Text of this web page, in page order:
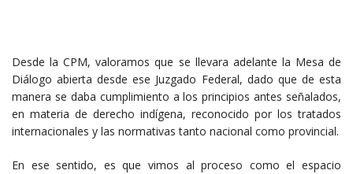
Desde la CPM, valoramos que se llevara adelante la Mesa de
Diálogo abierta desde ese Juzgado Federal, dado que de esta
manera se daba cumplimiento a los principios antes señalados,
en materia de derecho indígena, reconocido por los tratados
internacionales y las normativas tanto nacional como provincial.
En ese sentido, es que vimos al proceso como el espacio